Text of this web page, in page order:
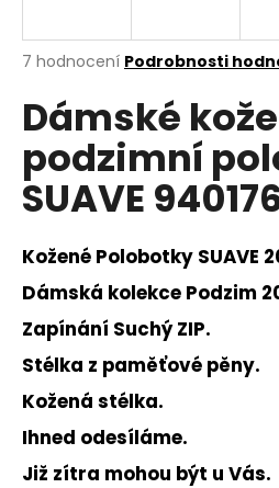
Průměrné
produktu
je
5
hvězdiček.
7 hodnocení Podrobnosti
Dámské
podzimní
SUAVE
Kožené Polobotky SUAVE
Dámská kolekce Podzim
Zapínání Suchý ZIP.
Stélka z paměťové pěny.
Kožená stélka.
Ihned odesíláme.
Již zítra mohou být u Vás.
j
t
?
HLEDAT
o
p
o
r
u